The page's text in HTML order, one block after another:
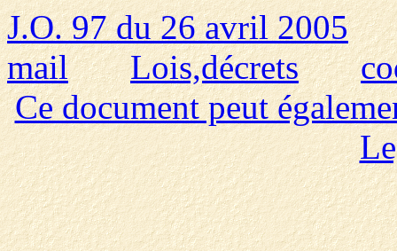
J.O. 97 du 26 avril 2005
mail
Lois,décrets
Ce document peut